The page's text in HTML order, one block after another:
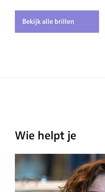
Bekijk alle brillen
Wie helpt je